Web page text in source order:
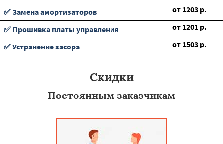
✅ Замена амортизаторов
от 1203 р.
✅ Прошивка платы управления
от 1201 р.
✅ Устранение засора
от 1503 р.
Скидки
Постоянным заказчикам